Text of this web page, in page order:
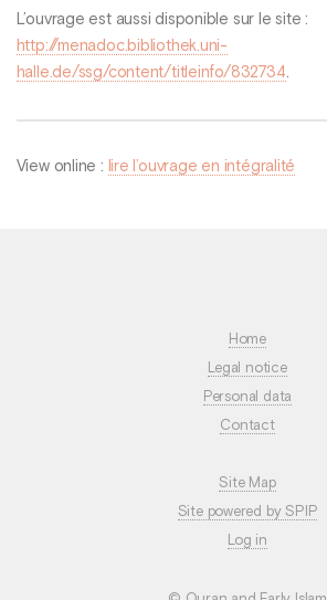
L’ouvrage est aussi disponible sur le site :
http://menadoc.bibliothek.uni-
halle.de/ssg/content/titleinfo/832734.
View online : lire l’ouvrage en intégralité
Home
Legal notice
Personal data
Contact
Site Map
Site powered by SPIP
Log in